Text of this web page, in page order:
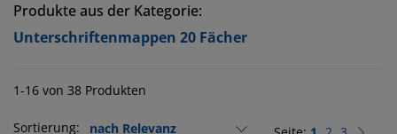
Produkte aus der Kategorie:
Unterschriftenmappen 20 Fächer
1-16 von 38 Produkten
Sortierung: